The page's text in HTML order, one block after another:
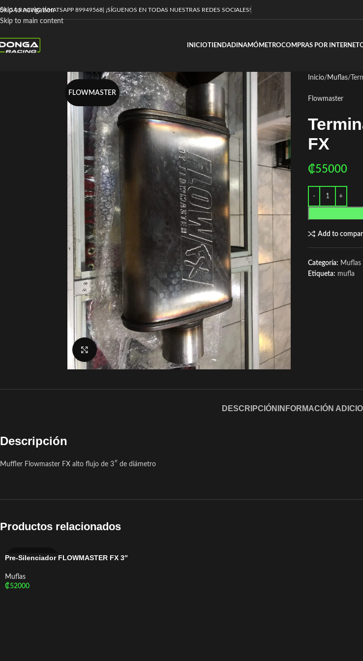
Skip to navigation
Skip to main content
RACING WHATSAPP 89949568 | ¡SÍGUENOS EN TODAS NUESTRAS REDES SOCIALES!
INICIOTIENDA DINAMÓMETROCOMPRAS POR INTERNET
FLOWMASTER
Click to enlarge
Inicio Muflas
Flowmaster
FX
₡55000
Add to
Categoría: Muflas
Etiqueta: mufla
DESCRIPCIÓN INFORMACIÓN
Descripción
Muffler Flowmaster FX alto flujo de 3″ de diámetro
Productos relacionados
FLOWMASTER
Pre-Silenciador FLOWMASTER FX 3″
Muflas
₡52000